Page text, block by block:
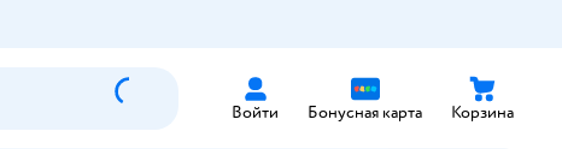
Войти Бонусная карта Корзина